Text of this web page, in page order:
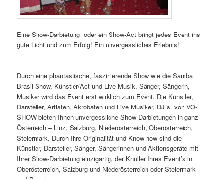
Eine Show-Darbietung oder ein Show-Act bringt jedes Event ins
gute Licht und zum Erfolg! Ein unvergessliches Erlebnis!
Durch eine phantastische, faszinierende Show wie die Samba
Brasil Show, Künstler/Act und Live Musik, Sänger, Sängerin,
Musiker wird das Event erst wirklich zum Event. Die Künstler,
Darsteller, Artisten, Akrobaten und Live Musiker, DJ´s von VO-
SHOW bieten Ihnen unvergessliche Show Darbietungen in ganz
Österreich – Linz, Salzburg, Niederösterreich, Oberösterreich,
Steiermark. Durch Ihre Originalität und Know-how sind die
Künstler, Darsteller, Sänger, Sängerinnen und Aktionsgeräte mit
Ihrer Show-Darbietung einzigartig, der Knüller Ihres Event’s in
Oberösterreich, Salzburg und Niederösterreich oder Steiermark